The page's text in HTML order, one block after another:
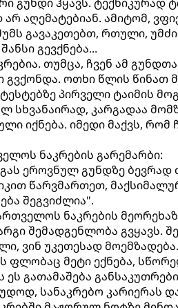
გუნდი ჰყავს. ტექნიკურად
აღემატებიან. ამიტომ,
გავაკეთებთ, რთული,
გევქნება...
თუმცა, ჩვენ ამ
ოთხი წლის წინათ
პირველი ტაიმის
სხვანაირად, კარგადაა
იქნება. იმედი მაქვს, რომ
ნაკრების გარემარბი:
ეროვნულ გუნდზე
წარვმართეთ,
შეგვიძლია".
ნაკრების
შემადგენლობა გვყავს.
ვინ უკეთესად
ფლობაც მეტი ექნება,
გათამაშება
სანაკრებო კარიერას